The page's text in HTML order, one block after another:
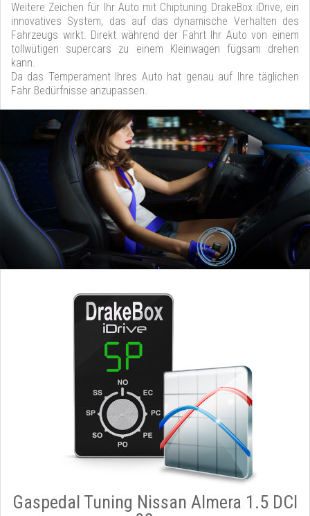
Weitere Zeichen für Ihr Auto mit Chiptuning DrakeBox iDrive, ein
innovatives System, das auf das dynamische Verhalten des
Fahrzeugs wirkt. Direkt während der Fahrt Ihr Auto von einem
tollwütigen supercars zu einem Kleinwagen fügsam drehen
kann.
Da das Temperament Ihres Auto hat genau auf Ihre täglichen
Fahr Bedürfnisse anzupassen.
Gaspedal Tuning Nissan Almera 1.5 DCI